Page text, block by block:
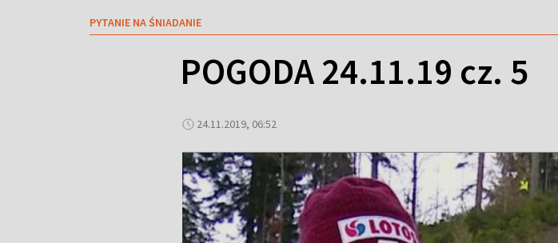
PYTANIE NA ŚNIADANIE
POGODA 24.11.19 cz. 5
24.11.2019, 06:52